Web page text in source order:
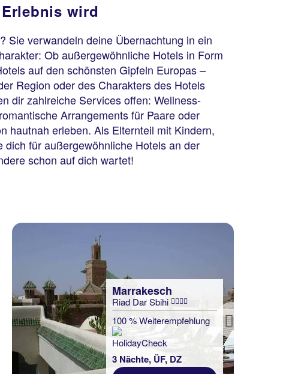
wird
Sie verwandeln deine Übernachtung in ein
Ob außergewöhnliche Hotels in Form
auf den schönsten Gipfeln Europas –
Region oder des Charakters des Hotels
dir zahlreiche Services offen: Wellness-
Arrangements für Paare oder
hautnah erleben. Als Elternteil mit Kindern,
für außergewöhnliche Hotels an der
schon auf dich wartet!
Marrakesch
Riad Les Bougainvilliers
100 % Weiterempfehlung
Next
Malediven
Summer Island Maldives